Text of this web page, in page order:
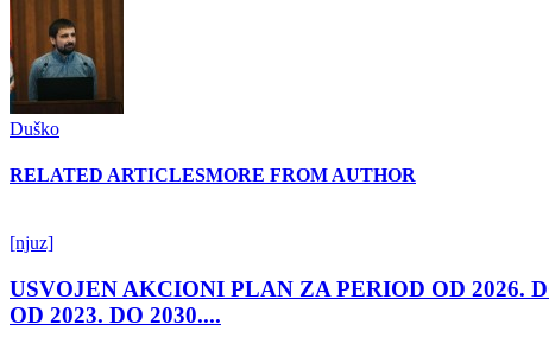
Duško
RELATED ARTICLESMORE FROM AUTHOR
[njuz]
USVOJEN AKCIONI PLAN ZA PERIOD OD 2026.
OD 2023. DO 2030....